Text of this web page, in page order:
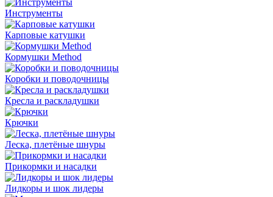
Инструменты
Карповые катушки
Кормушки Method
Коробки и поводочницы
Кресла и раскладушки
Крючки
Леска, плетёные шнуры
Прикормки и насадки
Лидкоры и шок лидеры